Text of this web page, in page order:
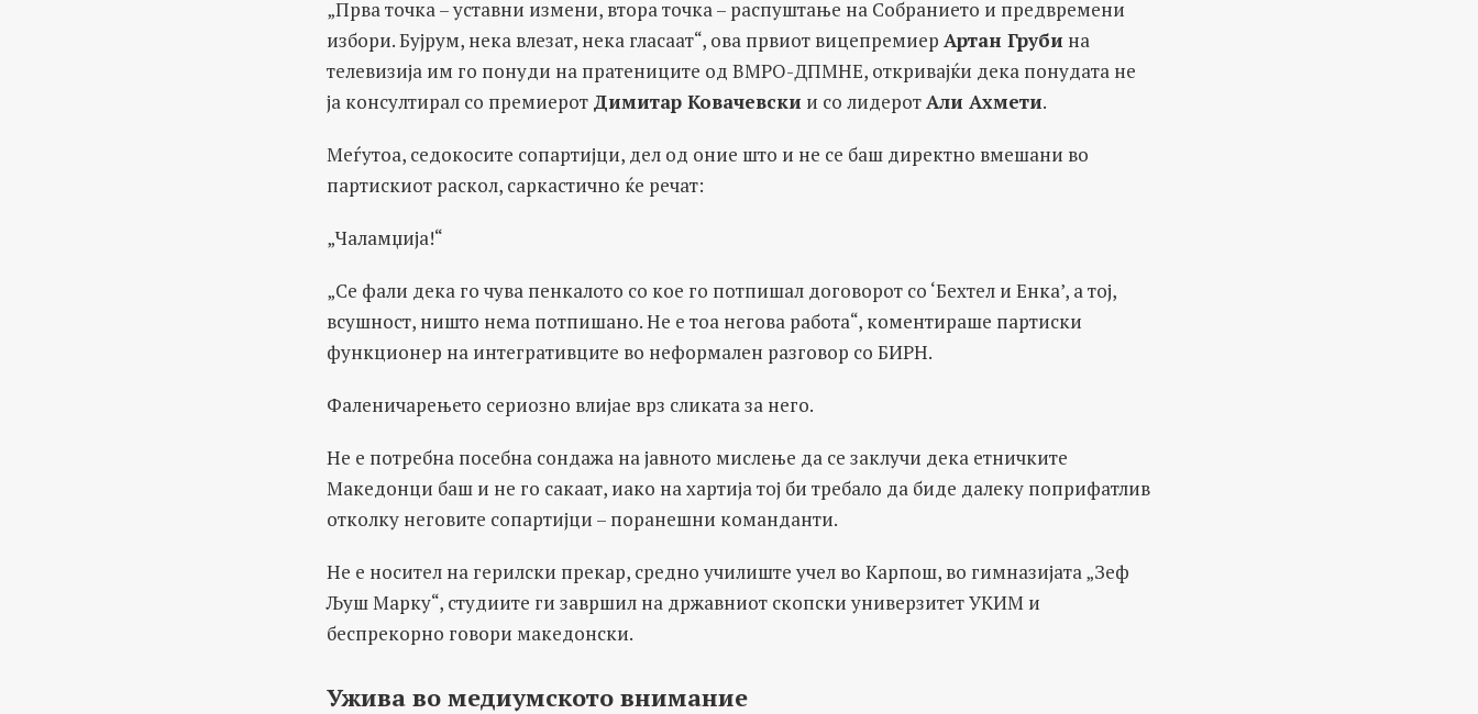
„Прва точка – уставни измени, втора точка – распуштање на Собранието и предвремени
избори. Бујрум, нека влезат, нека гласаат“, ова првиот вицепремиер Артан Груби на
телевизија им го понуди на пратениците од ВМРО-ДПМНЕ, откривајќи дека понудата не
ја консултирал со премиерот Димитар Ковачевски и со лидеротАли Ахмети.
Меѓутоа, седокосите сопартијци, дел од оние што и не се баш директно вмешани во
партискиот раскол, саркастично ќе речат:
„Чаламџија!“
„Се фали дека го чува пенкалото со кое го потпишал договорот со ‘Бехтел и Енка’, а тој,
всушност, ништо нема потпишано. Не е тоа негова работа“, коментираше партиски
функционер на интегративците во неформален разговор со БИРН.
Фаленичарењето сериозно влијае врз сликата за него.
Не е потребна посебна сондажа на јавното мислење да се заклучи дека етничките
Македонци баш и не го сакаат, иако на хартија тој би требало да биде далеку поприфатлив
отколку неговите сопартијци – поранешни команданти.
Не е носител на герилски прекар, средно училиште учел во Карпош, во гимназијата „Зеф
Љуш Марку“, студиите ги завршил на државниот скопски универзитет УКИМ и
беспрекорно говори македонски.
Ужива во медиумското внимание